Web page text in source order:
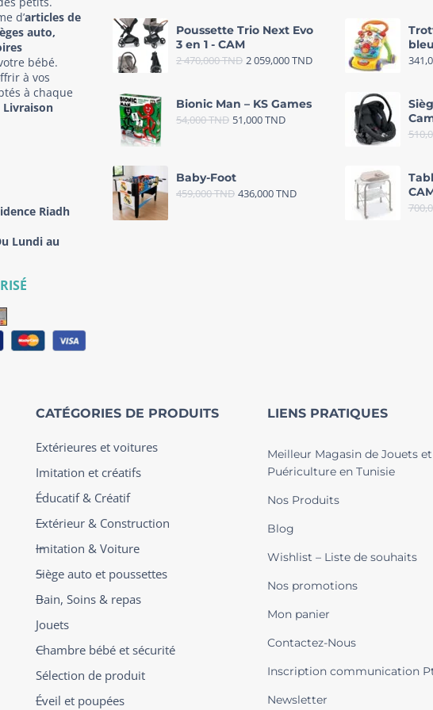
d’articles de
auto,
bébé.
à vos
à chaque
Livraison
Riadh
Lundi au
Poussette Trio Next Evo
3 en 1 - CAM
2 470,000TND 2 059,000TND
Bionic Man – KS Games
54,000TND 51,000TND
Baby-Foot
459,000TND 436,000TND
CATÉGORIES DE PRODUITS
Extérieures et voitures
Imitation et créatifs
Éducatif & Créatif
Extérieur & Construction
Imitation & Voiture
Siège auto et poussettes
Bain, Soins & repas
Jouets
Chambre bébé et sécurité
Sélection de produit
Éveil et poupées
LIENS PRATIQUES
Meilleur Magasin de Jouets et
Puériculture en Tunisie
Nos Produits
Blog
Wishlist – Liste de souhaits
Nos promotions
Mon panier
Contactez-Nous
Inscription communication
Newsletter